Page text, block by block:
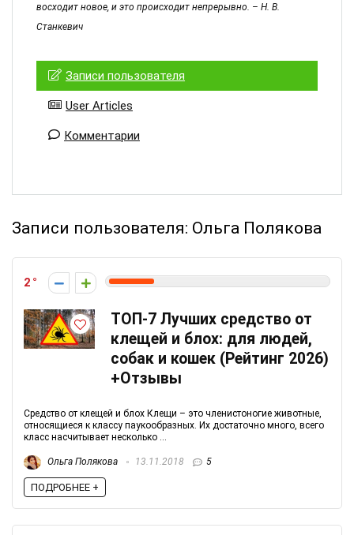
восходит новое, и это происходит непрерывно. – Н. В.
Станкевич
Записи пользователя
User Articles
Комментарии
Записи пользователя: Ольга Полякова
2
ТОП-7 Лучших средство от
клещей и блох: для людей,
собак и кошек (Рейтинг 2026)
+Отзывы
Средство от клещей и блох Клещи – это членистоногие животные,
относящиеся к классу паукообразных. Их достаточно много, всего
класс насчитывает несколько ...
Ольга Полякова 13.11.2018 5
ПОДРОБНЕЕ +